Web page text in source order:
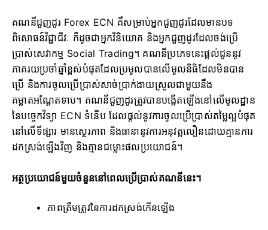
គណនីជួញដូរ Forex ECN គឺសម្រាប់អ្នកជួញដូរដែលមានបទ
ពិសោធន៍វិជ្ជាជីវៈ ក៏ដូចជាអ្នកវិនិយោគ និងអ្នកជួញដូរដែលចង់ប្រើ
ប្រាស់សេវាកម្ម Social Trading។ គណនីប្រភេទនេះផ្តល់ជូននូវ
ភាគរយប្រចាំឆ្នាំខ្ពស់បំផុតដែលប្រមូលបានលើមូលនិធិដែលមិនបាន
ប្រើ និងការចូលប្រើប្រាស់សាច់ប្រាក់ងាយស្រួលជាមួយនឹង
គម្លាតអណ្តែតទាប។ គណនីជួញដូរត្រូវបានបង្កើតឡើងនៅលើមូលដ្ឋាន
នៃបច្ចេកវិទ្យា ECN ទំនើប ដែលផ្តល់នូវការចូលប្រើប្រាស់តម្លៃល្អបំផុត
នៅលើទីផ្សារ មានស្ថេរភាព និងធានានូវការអនុវត្តលឿនដោយគ្មានការ
ដកស្រង់ឡើងវិញ និងគ្មានជម្លោះផលប្រយោជន៍។
អត្ថប្រយោជន៍មួយចំនួននៅពេលប្រើប្រាស់គណនីនេះ។
ភាពត្រឹមត្រូវនៃការដកស្រង់កើនឡើង